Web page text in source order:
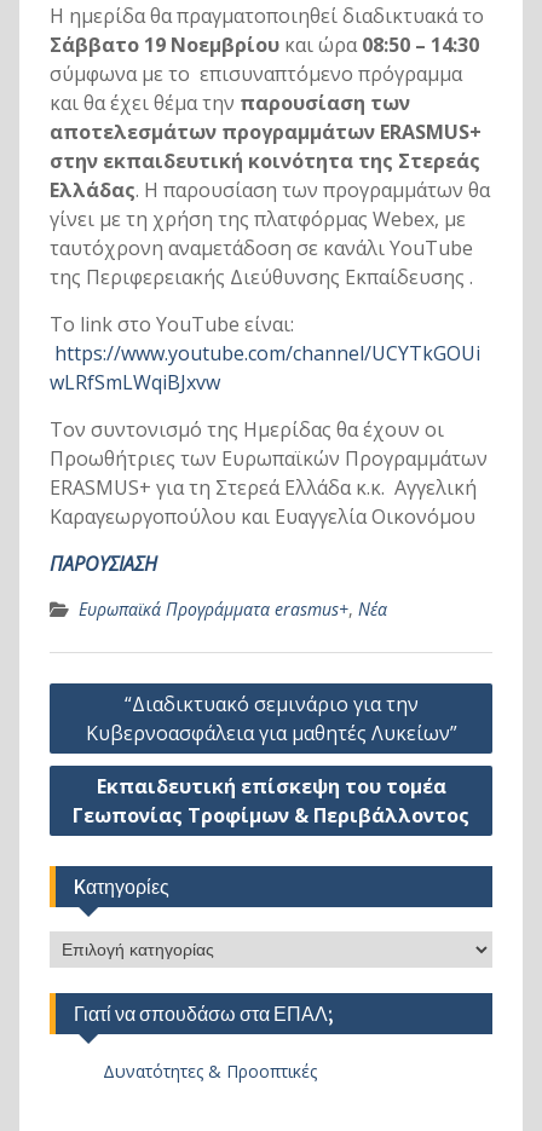
Η ημερίδα θα πραγματοποιηθεί διαδικτυακά το
Σάββατο 19 Νοεμβρίουκαι ώρα08:50 – 14:30
σύμφωνα με το επισυναπτόμενο πρόγραμμα
και θα έχει θέμα την παρουσίαση των
αποτελεσμάτων προγραμμάτων ERASMUS+
στην εκπαιδευτική κοινότητα της Στερεάς
Ελλάδας. Η παρουσίαση των προγραμμάτων θα
γίνει με τη χρήση της πλατφόρμας Webex, με
ταυτόχρονη αναμετάδοση σε κανάλι YouTube
της Περιφερειακής Διεύθυνσης Εκπαίδευσης .
Το link στο YouTube είναι:
https://www.youtube.com/channel/UCYTkGOUi
wLRfSmLWqiBJxvw
Τον συντονισμό της Ημερίδας θα έχουν οι
Προωθήτριες των Ευρωπαϊκών Προγραμμάτων
ERASMUS+ για τη Στερεά Ελλάδα κ.κ. Αγγελική
Καραγεωργοπούλου και Ευαγγελία Οικονόμου
ΠΑΡΟΥΣΙΑΣΗ
Ευρωπαϊκά Προγράμματα erasmus+, Νέα
Πλοήγηση
άρθρων
“Διαδικτυακό σεμινάριο για την
Κυβερνοασφάλεια για μαθητές Λυκείων”
Εκπαιδευτική επίσκεψη του τομέα
Γεωπονίας Τροφίμων & Περιβάλλοντος
Kατηγορίες
Kατηγορίες
Γιατί να σπουδάσω στα ΕΠΑΛ;
Δυνατότητες & Προοπτικές